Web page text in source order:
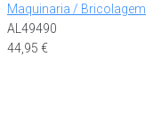
Maquinaria / Bricolagem
AL49490
44,95 €